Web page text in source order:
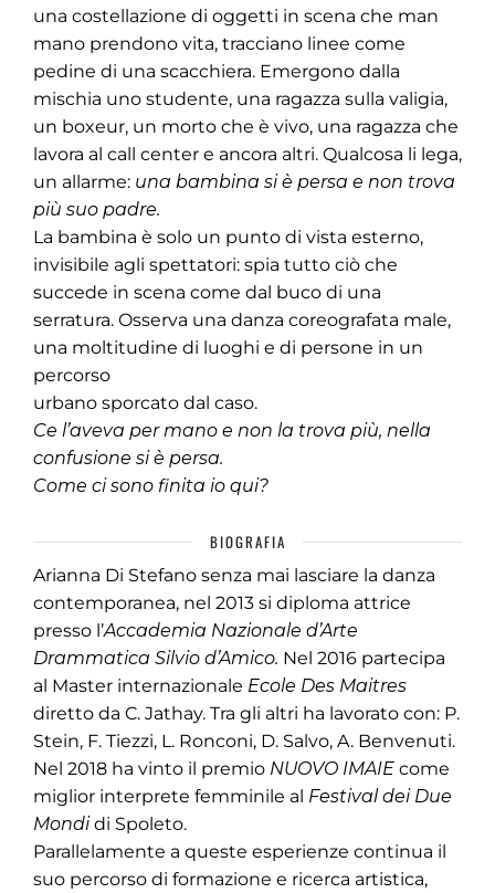
una costellazione di oggetti in scena che man
mano prendono vita, tracciano linee come
pedine di una scacchiera. Emergono dalla
mischia uno studente, una ragazza sulla valigia,
un boxeur, un morto che è vivo, una ragazza che
lavora al call center e ancora altri. Qualcosa li lega,
un allarme: una bambina si è persa e non trova
più suo padre.
La bambina è solo un punto di vista esterno,
invisibile agli spettatori: spia tutto ciò che
succede in scena come dal buco di una
serratura. Osserva una danza coreografata male,
una moltitudine di luoghi e di persone in un
percorso
urbano sporcato dal caso.
Ce l’aveva per mano e non la trova più, nella
confusione si è persa.
Come ci sono finita io qui?
BIOGRAFIA
Arianna Di Stefano senza mai lasciare la danza
contemporanea, nel 2013 si diploma attrice
presso l’Accademia Nazionale d’Arte
Drammatica Silvio d’Amico. Nel 2016 partecipa
al Master internazionale Ecole Des Maitres
diretto da C. Jathay. Tra gli altri ha lavorato con: P.
Stein, F. Tiezzi, L. Ronconi, D. Salvo, A. Benvenuti.
Nel 2018 ha vinto il premio NUOVO IMAIE come
miglior interprete femminile al Festival dei Due
Mondidi Spoleto.
Parallelamente a queste esperienze continua il
suo percorso di formazione e ricerca artistica,